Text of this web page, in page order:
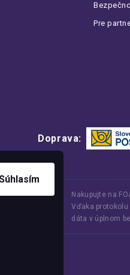
Pre
Doprava:
Nakupujte na
Vďaka protokolu
dáta v úplnom